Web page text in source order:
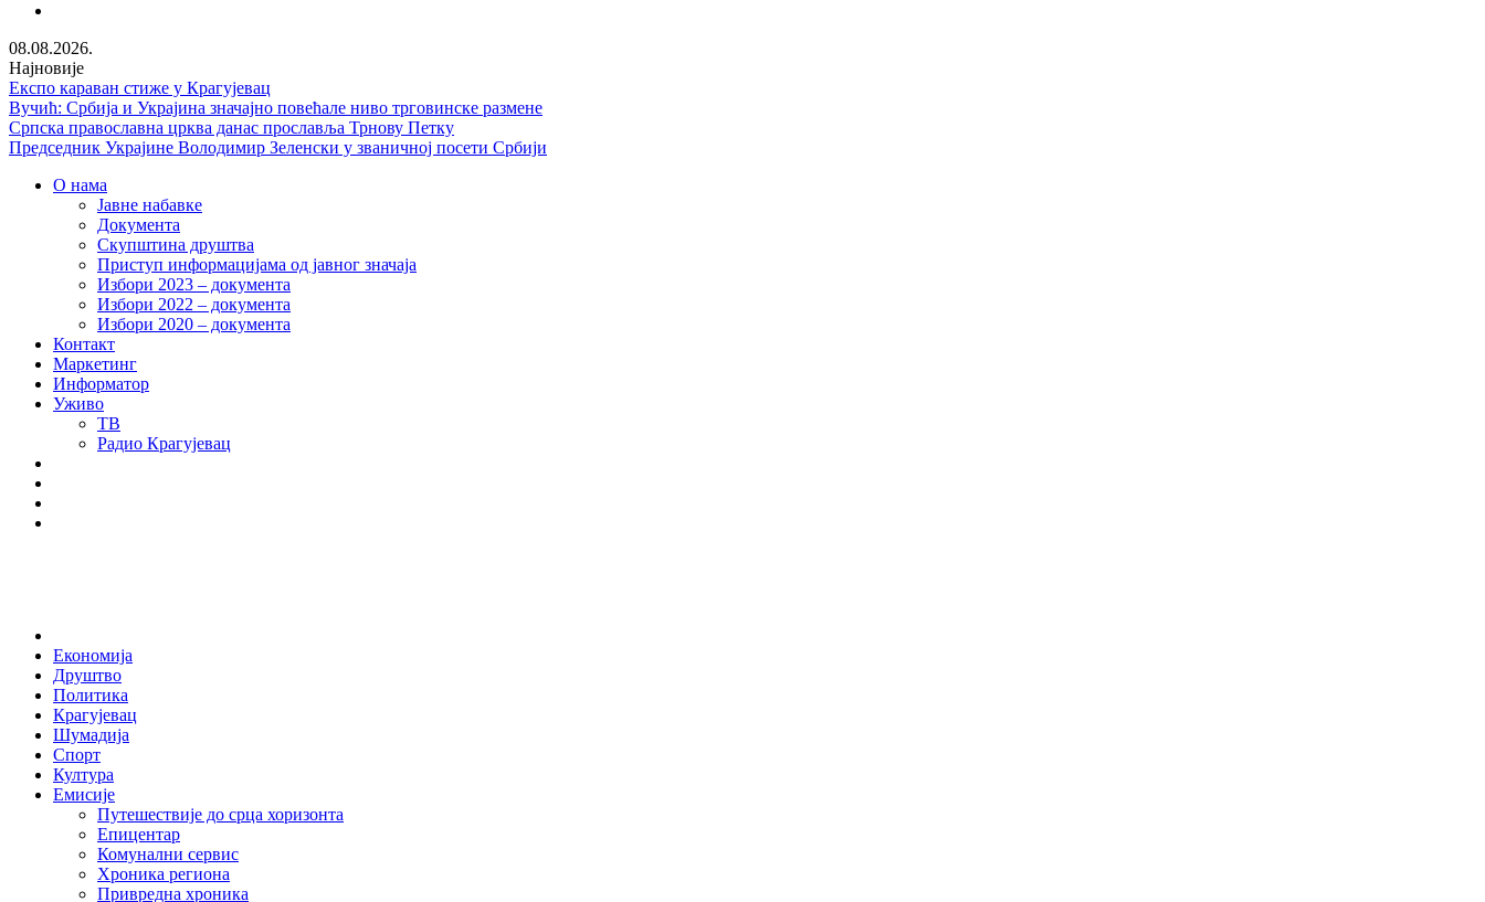
08.08.2026.
Најновије
Експо караван стиже у Крагујевац
Вучић: Србија и Украјина значајно повећале ниво трговинске размене
Српска православна црква данас прославља Трнову Петку
Председник Украјине Володимир Зеленски у званичној посети Србији
О нама
Јавне набавке
Документа
Скупштина друштва
Приступ информацијама од јавног значаја
Избори 2023 – документа
Избори 2022 – документа
Избори 2020 – документа
Контакт
Маркетинг
Информатор
Уживо
ТВ
Радио Крагујевац
Економија
Друштво
Политика
Крагујевац
Шумадија
Спорт
Култура
Емисије
Путешествије до срца хоризонта
Епицентар
Комунални сервис
Хроника региона
Привредна хроника